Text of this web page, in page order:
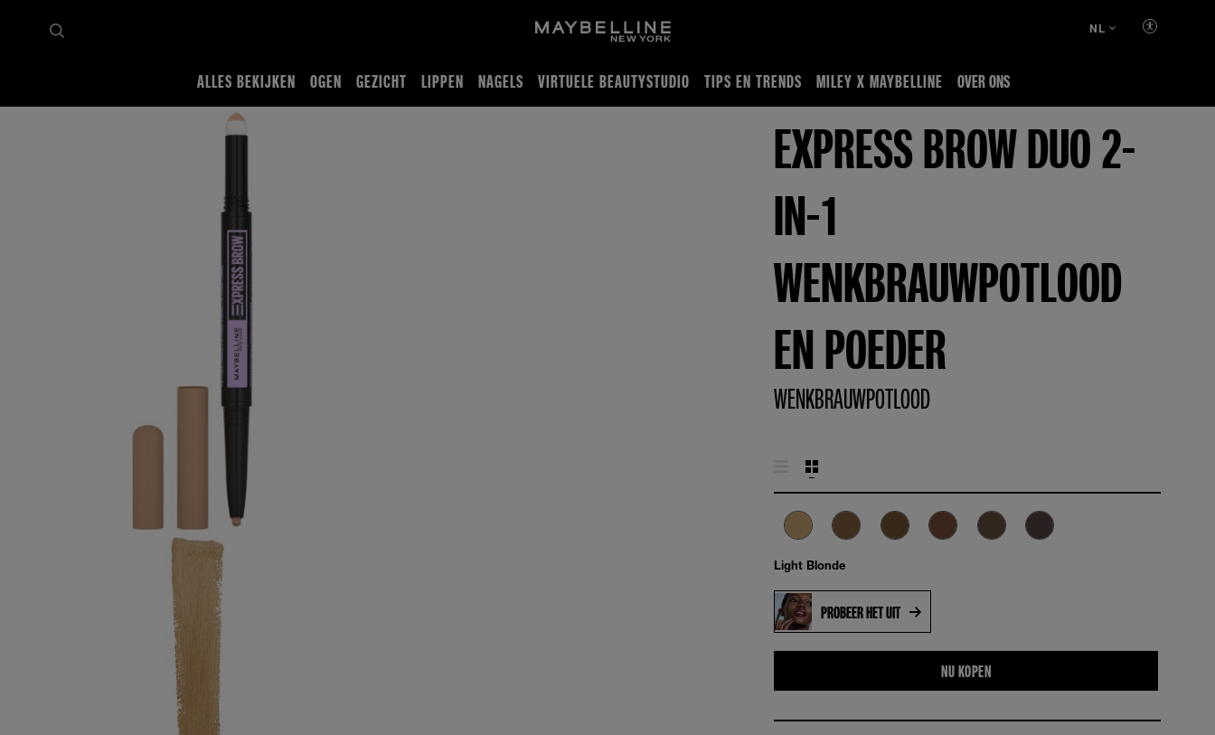
ALLES BEKIJKEN OGEN GEZICHT LIPPEN NAGELS VIRTUELE BEAUTYSTUDIO TIPS EN TRENDS MILEY X MAYBELLINE OVER ONS
NL
Wenkbrauwproducten Express Brow Duo
EXPRESS BROW DUO 2-
IN-1
WENKBRAUWPOTLOOD
EN POEDER
WENKBRAUWPOTLOOD
Light Blonde
PROBEER HET UIT
NU KOPEN